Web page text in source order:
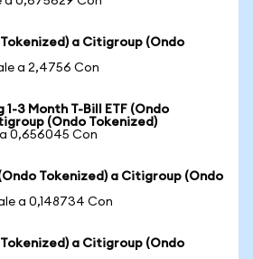
a Citigroup (Ondo
a 2,4756 Con
1-3 Month T-Bill ETF (Ondo
(Ondo Tokenized)
0,656045 Con
Tokenized) a Citigroup (Ondo
a 0,148734 Con
a Citigroup (Ondo